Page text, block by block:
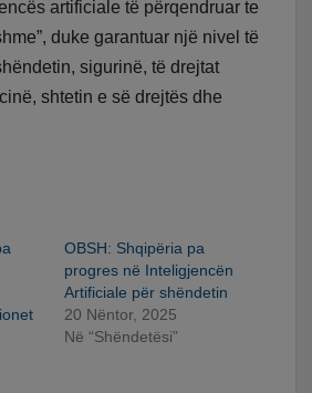
artificiale të përqendruar te
duke garantuar një nivel të
sigurinë, të drejtat
shtetin e së drejtës dhe
OBSH: Shqipëria pa
progres në Inteligjencën
Artificiale për shëndetin
20 Nëntor, 2025
Në “Shëndetësi”